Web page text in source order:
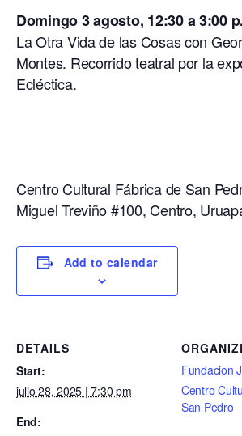
Domingo 3 agosto, 12:30 a 3:00
La Otra Vida de las Cosas con
Montes. Recorrido teatral por la
Ecléctica.
Centro Cultural Fábrica de San
Miguel Treviño #100, Centro,
Add to calendar
DETAILS
Start:
julio 28, 2025 | 7:30 pm
End:
Fundacion
Centro
San Pedro